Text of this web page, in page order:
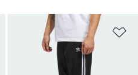
Zur Wunschliste hinzufügen